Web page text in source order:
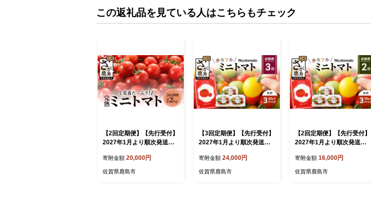
この返礼品を見ている人はこちらもチェック
【2回定期便】【先行受付】
2027年1月より順次発送予
｜ミニトマト トマト プチト
マト 農家直送 ギフト 人気
寄附金額 20,000円
佐賀県鹿島市
【3回定期便】【先行受付】
2027年1月より順次発送｜
ニトマト6種 360g（120g×
3）｜トマト プチトマト 野
寄附金額 24,000円
佐賀県鹿島市
【2回定期便】【先行受付】
2027年1月より順次発送｜
ニトマト6種 360g（120g×
3）｜トマト プチトマト 野
寄附金額 16,000円
佐賀県鹿島市